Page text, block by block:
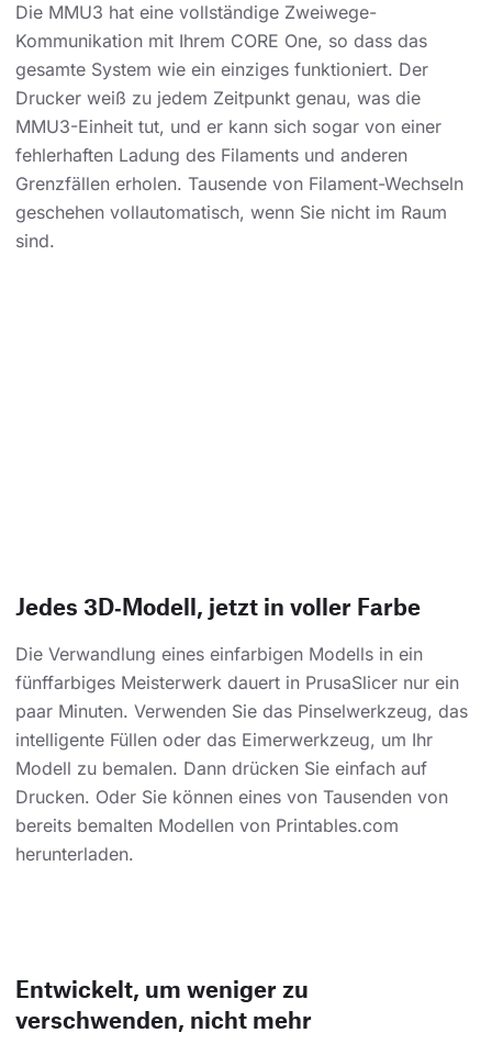
Die MMU3 hat eine vollständige Zweiwege-
Kommunikation mit Ihrem CORE One, so dass das
gesamte System wie ein einziges funktioniert. Der
Drucker weiß zu jedem Zeitpunkt genau, was die
MMU3-Einheit tut, und er kann sich sogar von einer
fehlerhaften Ladung des Filaments und anderen
Grenzfällen erholen. Tausende von Filament-Wechseln
geschehen vollautomatisch, wenn Sie nicht im Raum
sind.
Jedes 3D‑Modell, jetzt in voller Farbe
Die Verwandlung eines einfarbigen Modells in ein
fünffarbiges Meisterwerk dauert in PrusaSlicer nur ein
paar Minuten. Verwenden Sie das Pinselwerkzeug, das
intelligente Füllen oder das Eimerwerkzeug, um Ihr
Modell zu bemalen. Dann drücken Sie einfach auf
Drucken. Oder Sie können eines von Tausenden von
bereits bemalten Modellen von Printables.com
herunterladen.
Entwickelt, um weniger zu
verschwenden, nicht mehr